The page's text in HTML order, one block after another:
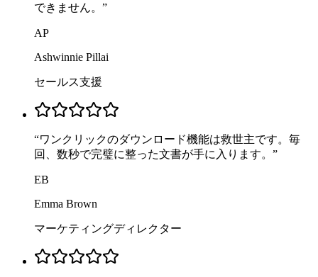
できません。 ”
AP
Ashwinnie Pillai
セールス支援
“ワンクリックのダウンロード機能は救世主です。毎
回、数秒で完璧に整った文書が手に入ります。 ”
EB
Emma Brown
マーケティングディレクター